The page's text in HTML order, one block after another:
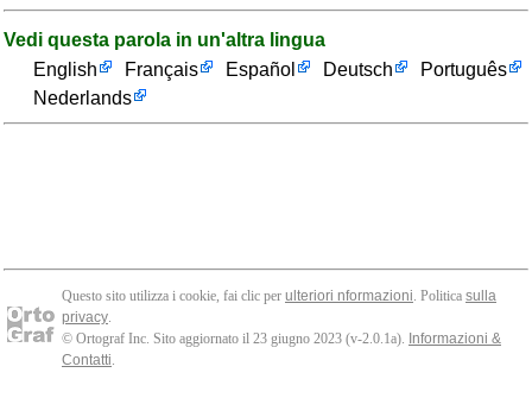
Vedi questa parola in un'altra lingua
English
Français Español Deutsch
Português
Nederlands
Questo sito utilizza i cookie, fai clic per ulteriori nformazioni. Politica sulla
privacy.
© Ortograf Inc. Sito aggiornato il 23 giugno 2023 (v-2.0.1a). Informazioni &
Contatti.